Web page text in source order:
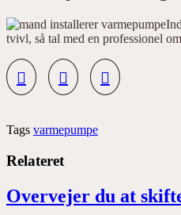
tvivl, så tal med en professionel
Tags varmepumpe
Relateret
Overvejer du at